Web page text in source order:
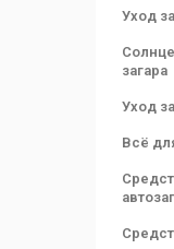
Уход
загара
Уход
Всё